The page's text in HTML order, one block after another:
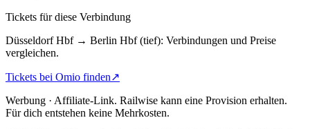
Tickets für diese Verbindung
Düsseldorf Hbf → Berlin Hbf (tief): Verbindungen und Preise
vergleichen.
Tickets bei Omio finden↗
Werbung · Affiliate-Link. Railwise kann eine Provision erhalten.
Für dich entstehen keine Mehrkosten.